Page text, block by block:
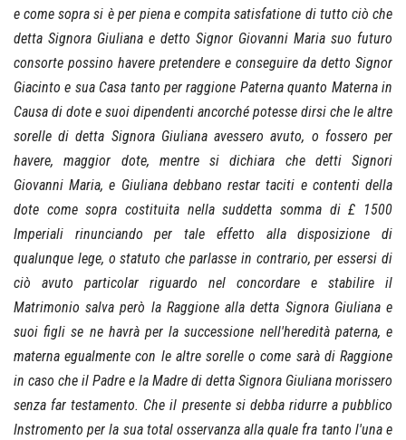
e come sopra si è per piena e compita satisfatione di tutto ciò che
detta Signora Giuliana e detto Signor Giovanni Maria suo futuro
consorte possino havere pretendere e conseguire da detto Signor
Giacinto e sua Casa tanto per raggione Paterna quanto Materna in
Causa di dote e suoi dipendenti ancorché potesse dirsi che le altre
sorelle di detta Signora Giuliana avessero avuto, o fossero per
havere, maggior dote, mentre si dichiara che detti Signori
Giovanni Maria, e Giuliana debbano restar taciti e contenti della
dote come sopra costituita nella suddetta somma di £ 1500
Imperiali rinunciando per tale effetto alla disposizione di
qualunque lege, o statuto che parlasse in contrario, per essersi di
ciò avuto particolar riguardo nel concordare e stabilire il
Matrimonio salva però la Raggione alla detta Signora Giuliana e
suoi figli se ne havrà per la successione nell'heredità paterna, e
materna egualmente con le altre sorelle o come sarà di Raggione
in caso che il Padre e la Madre di detta Signora Giuliana morissero
senza far testamento. Che il presente si debba ridurre a pubblico
Instromento per la sua total osservanza alla quale fra tanto l'una e